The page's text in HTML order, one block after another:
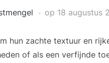
op 18 augustus
hun zachte textuur en
of als een verfijnde